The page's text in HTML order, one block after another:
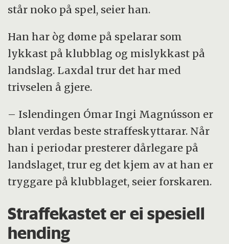
står noko på spel, seier han.
Han har òg døme på spelarar som
lykkast på klubblag og mislykkast på
landslag. Laxdal trur det har med
trivselen å gjere.
– Islendingen Ómar Ingi Magnússon er
blant verdas beste straffeskyttarar. Når
han i periodar presterer dårlegare på
landslaget, trur eg det kjem av at han er
tryggare på klubblaget, seier forskaren.
Straffekastet er ei spesiell
hending